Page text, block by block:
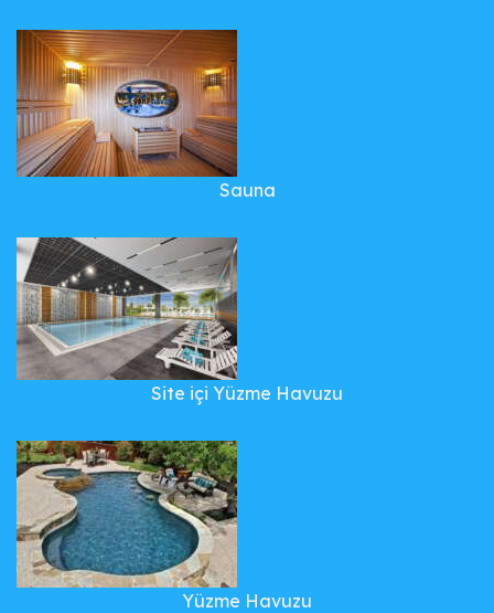
Sauna
Site içi Yüzme Havuzu
Yüzme Havuzu